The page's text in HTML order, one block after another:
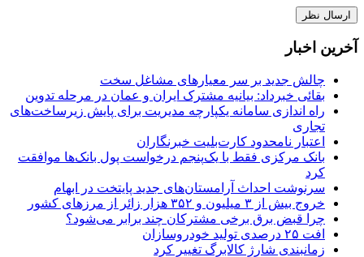
آخرین اخبار
چالش جدید بر سر معیارهای مشاغل سخت
بقائی خبرداد: بیانیه مشترک ایران و عمان در مرحله تدوین
راه اندازی سامانه یکپارچه مدیریت برای پایش زیرساخت‌های
تجاری
اعتبار نامحدود کارت‌بلیت خبرنگاران
بانک مرکزی فقط با یک‌‎پنجم درخواست پول بانک‌ها موافقت
کرد
سرنوشت احداث آرامستان‌های جدید پایتخت در ابهام
خروج بیش از ۳ میلیون و ۳۵۲ هزار زائر از مرزهای کشور
چرا قبض برق برخی مشترکان چند برابر می‌شود؟
افت ۲۵ درصدی تولید خودروسازان
زمانبندی شارژ کالابرگ تغییر کرد